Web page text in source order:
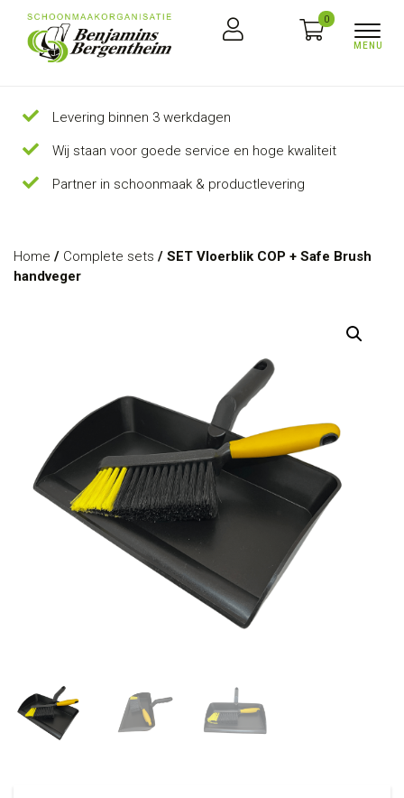
0
Levering binnen 3 werkdagen
Wij staan voor goede service en hoge kwaliteit
Partner in schoonmaak & productlevering
Home / Complete sets / SET Vloerblik COP + Safe Brush
handveger